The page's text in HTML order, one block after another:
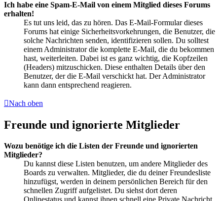
Ich habe eine Spam-E-Mail von einem Mitglied dieses Forums
erhalten!
Es tut uns leid, das zu hören. Das E-Mail-Formular dieses
Forums hat einige Sicherheitsvorkehrungen, die Benutzer, die
solche Nachrichten senden, identifizieren sollen. Du solltest
einem Administrator die komplette E-Mail, die du bekommen
hast, weiterleiten. Dabei ist es ganz wichtig, die Kopfzeilen
(Headers) mitzuschicken. Diese enthalten Details über den
Benutzer, der die E-Mail verschickt hat. Der Administrator
kann dann entsprechend reagieren.
Nach oben
Freunde und ignorierte Mitglieder
Wozu benötige ich die Listen der Freunde und ignorierten
Mitglieder?
Du kannst diese Listen benutzen, um andere Mitglieder des
Boards zu verwalten. Mitglieder, die du deiner Freundesliste
hinzufügst, werden in deinem persönlichen Bereich für den
schnellen Zugriff aufgelistet. Du siehst dort deren
Onlinestatus und kannst ihnen schnell eine Private Nachricht